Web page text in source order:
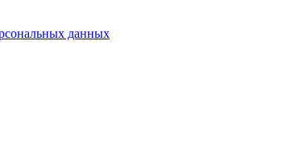
данных